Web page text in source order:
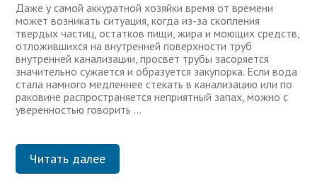
Даже у самой аккуратной хозяйки время от времени
может возникать ситуация, когда из-за скопления
твердых частиц, остатков пищи, жира и моющих средств,
отложившихся на внутренней поверхности труб
внутренней канализации, просвет трубы засоряется
значительно сужается и образуется закупорка. Если вода
стала намного медленнее стекать в канализацию или по
раковине распространяется неприятный запах, можно с
уверенностью говорить …
Читать далее